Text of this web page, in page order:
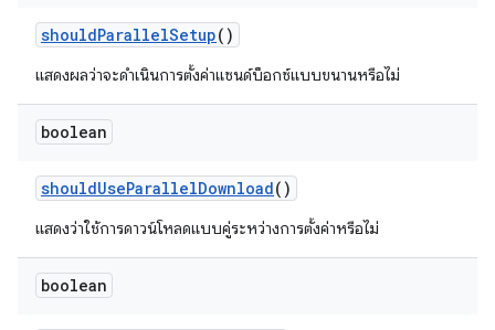
shouldParallelSetup()
แสดงผลว่าจะดำเนินการตั้งค่าแซนด์บ็อกซ์แบบขนานหรือไม่
boolean
shouldUseParallelDownload()
แสดงว่าใช้การดาวน์โหลดแบบคู่ระหว่างการตั้งค่าหรือไม่
boolean